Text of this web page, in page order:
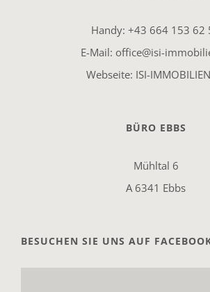
Handy: +43 664 153 62
E-Mail: office@isi-
Webseite: ISI-
BÜRO EBBS
Mühltal 6
A 6341 Ebbs
BESUCHEN SIE UNS AUF